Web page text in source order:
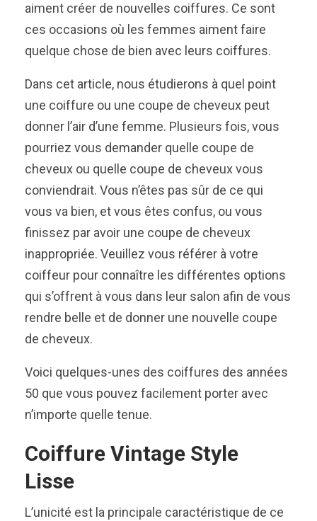
aiment créer de nouvelles coiffures. Ce sont
ces occasions où les femmes aiment faire
quelque chose de bien avec leurs coiffures.
Dans cet article, nous étudierons à quel point
une coiffure ou une coupe de cheveux peut
donner l’air d’une femme. Plusieurs fois, vous
pourriez vous demander quelle coupe de
cheveux ou quelle coupe de cheveux vous
conviendrait. Vous n’êtes pas sûr de ce qui
vous va bien, et vous êtes confus, ou vous
finissez par avoir une coupe de cheveux
inappropriée. Veuillez vous référer à votre
coiffeur pour connaître les différentes options
qui s’offrent à vous dans leur salon afin de vous
rendre belle et de donner une nouvelle coupe
de cheveux.
Voici quelques-unes des coiffures des années
50 que vous pouvez facilement porter avec
n’importe quelle tenue.
Coiffure Vintage Style
Lisse
L’unicité est la principale caractéristique de ce